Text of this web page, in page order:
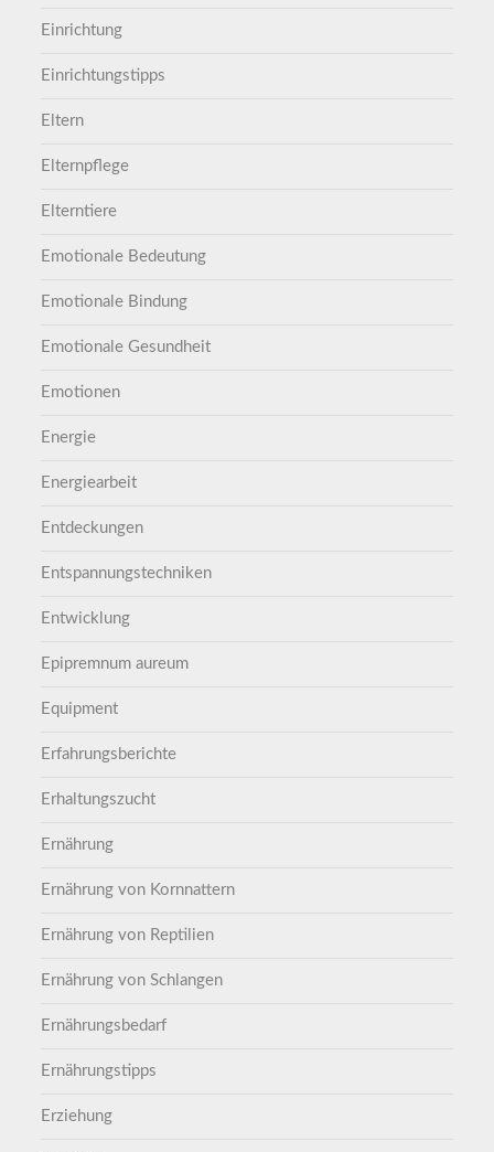
Einrichtung
Einrichtungstipps
Eltern
Elternpflege
Elterntiere
Emotionale Bedeutung
Emotionale Bindung
Emotionale Gesundheit
Emotionen
Energie
Energiearbeit
Entdeckungen
Entspannungstechniken
Entwicklung
Epipremnum aureum
Equipment
Erfahrungsberichte
Erhaltungszucht
Ernährung
Ernährung von Kornnattern
Ernährung von Reptilien
Ernährung von Schlangen
Ernährungsbedarf
Ernährungstipps
Erziehung